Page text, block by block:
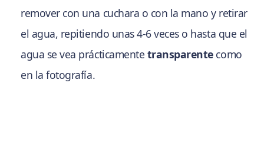
remover con una cuchara o con la mano y retirar
el agua, repitiendo unas 4-6 veces o hasta que el
agua se vea prácticamente transparentecomo
en la fotografía.